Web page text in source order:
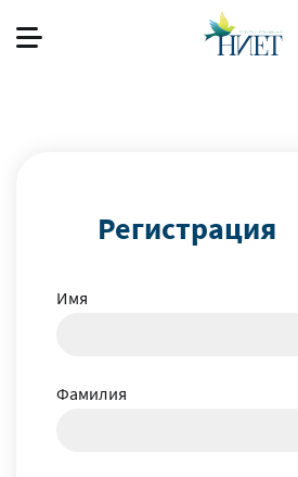
Рус
Регистрация
Регистрация
Имя
Фамилия